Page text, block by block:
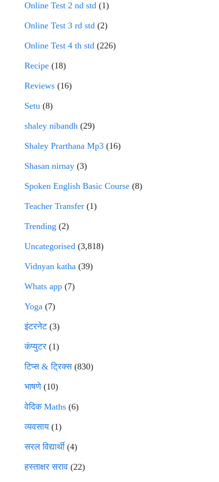
Online Test 2 nd std (1)
Online Test 3 rd std (2)
Online Test 4 th std (226)
Recipe (18)
Reviews (16)
Setu (8)
shaley nibandh (29)
Shaley Prarthana Mp3 (16)
Shasan nirnay (3)
Spoken English Basic Course (8)
Teacher Transfer (1)
Trending (2)
Uncategorised (3,818)
Vidnyan katha (39)
Whats app (7)
Yoga (7)
इंटरनेट(3)
कंप्युटर (1)
टिप्स & ट्रिक्स(830)
भाषणे(10)
वेदिक Maths (6)
व्यवसाय(1)
सरल विद्यार्थी(4)
हस्ताक्षर सराव (22)